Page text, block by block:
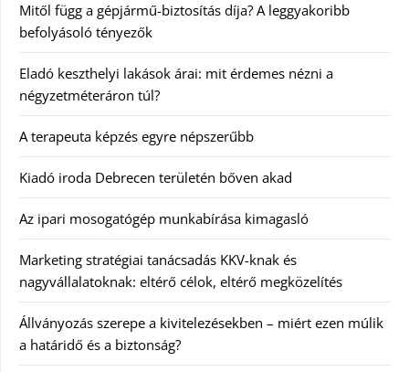
Mitől függ a gépjármű-biztosítás díja? A leggyakoribb
befolyásoló tényezők
Eladó keszthelyi lakások árai: mit érdemes nézni a
négyzetméteráron túl?
A terapeuta képzés egyre népszerűbb
Kiadó iroda Debrecen területén bőven akad
Az ipari mosogatógép munkabírása kimagasló
Marketing stratégiai tanácsadás KKV-knak és
nagyvállalatoknak: eltérő célok, eltérő megközelítés
Állványozás szerepe a kivitelezésekben – miért ezen múlik
a határidő és a biztonság?